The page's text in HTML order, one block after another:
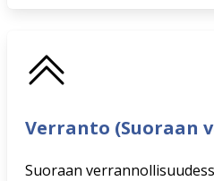
Verranto (Suoraan
Suoraan